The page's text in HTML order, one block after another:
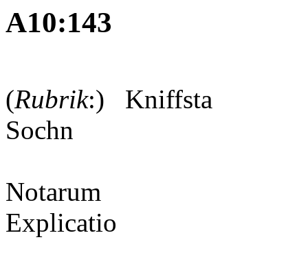
A10:143
(Rubrik:) Kniffsta
Notarum